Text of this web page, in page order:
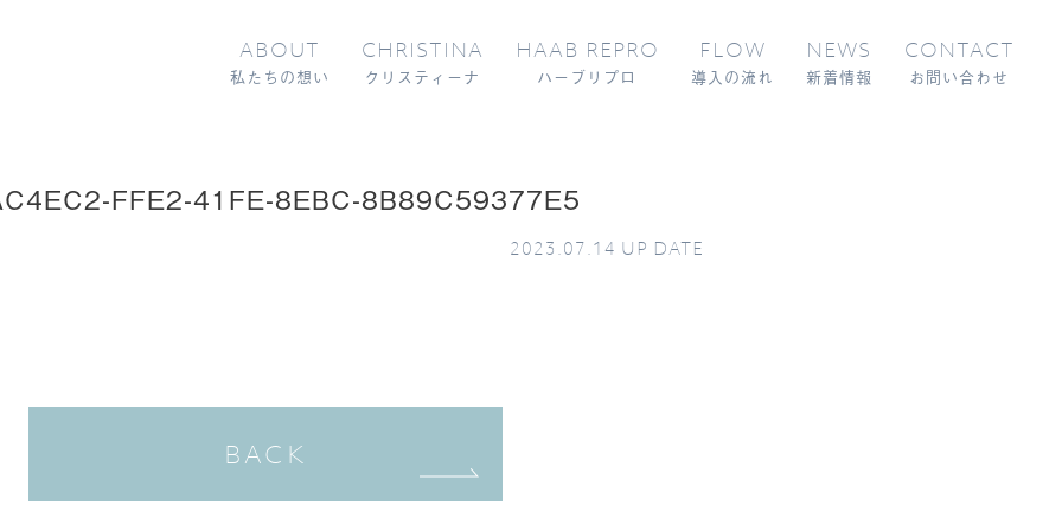
ABOUT
私たちの想い
CHRISTINA
クリスティーナ
HAAB REPRO
ハーブリプロ
FLOW
導入の流れ
NEWS
新着情報
CONTACT
お問い合わせ
FFE2-41FE-8EBC-8B89C59377E5
2023.07.14 UP DATE
BACK